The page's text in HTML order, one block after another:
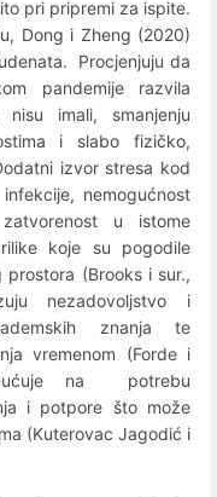
pri pripremi za ispite.
Dong i Zheng (2020)
Procjenjuju da
pandemije razvila
imali, smanjenju
i slabo fizičko,
izvor stresa kod
nemogućnost
u istome
koje su pogodile
(Brooks i sur.,
nezadovoljstvo i
znanja te
vremenom (Forde i
na potrebu
i potpore što može
(Kuterovac Jagodić i